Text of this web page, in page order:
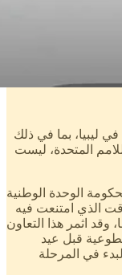
ليبيا، بما في ذلك
المتحدة، ليست
الوحدة الوطنية
الذي امتنعت فيه
اثمر هذا التعاون
قبل عيد
في المرحلة